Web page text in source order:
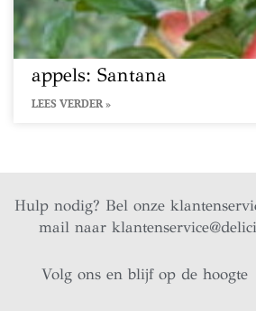
appels: Santana
LEES VERDER »
Hulp nodig? Bel onze
mail naar
Volg ons en blijf op de hoogte